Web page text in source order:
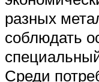
разных
соблюдать
Среди